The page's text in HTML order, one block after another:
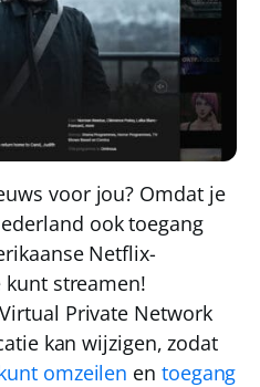
voor jou? Omdat je
ook toegang
Netflix-
streamen!
Virtual Private Network
kan wijzigen, zodat
omzeilen en toegang